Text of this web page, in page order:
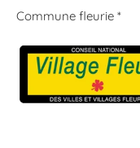
Commune fleurie *